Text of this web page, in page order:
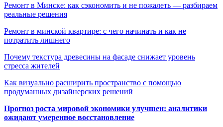
Ремонт в Минске: как сэкономить и не пожалеть — разбираем
реальные решения
Ремонт в минской квартире: с чего начинать и как не
потратить лишнего
Почему текстура древесины на фасаде снижает уровень
стресса жителей
Как визуально расширить пространство с помощью
продуманных дизайнерских решений
Прогноз роста мировой экономики улучшен: аналитики
ожидают умеренное восстановление